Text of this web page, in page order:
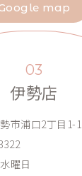
map
03
伊勢店
市浦口2丁目1-1
曜日